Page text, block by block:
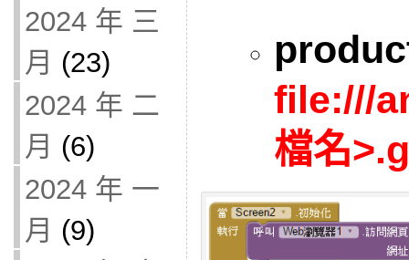
2024 年 三
月 (23)
2024 年 二
月 (6)
2024 年 一
月 (9)
file:///
檔名